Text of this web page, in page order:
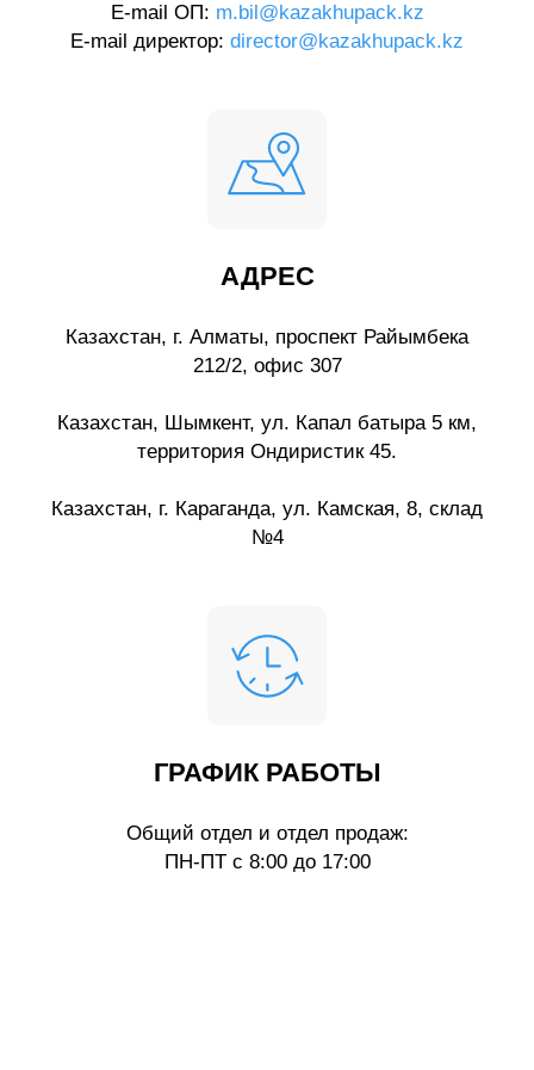
E-mail ОП: m.bil@kazakhupack.kz
E-mail директор: director@kazakhupack.kz
АДРЕС
Казахстан, г. Алматы, проспект Райымбека
212/2, офис 307
Казахстан, Шымкент, ул. Капал батыра 5 км,
территория Ондиристик 45.
Казахстан, г. Караганда, ул. Камская, 8, склад
№4
ГРАФИК РАБОТЫ
Общий отдел и отдел продаж:
ПН-ПТ с 8:00 до 17:00